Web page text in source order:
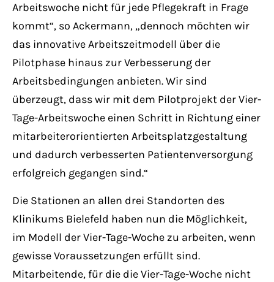
Arbeitswoche nicht für jede Pflegekraft in Frage
kommt“, so Ackermann, „dennoch möchten wir
das innovative Arbeitszeitmodell über die
Pilotphase hinaus zur Verbesserung der
Arbeitsbedingungen anbieten. Wir sind
überzeugt, dass wir mit dem Pilotprojekt der Vier-
Tage-Arbeitswoche einen Schritt in Richtung einer
mitarbeiterorientierten Arbeitsplatzgestaltung
und dadurch verbesserten Patientenversorgung
erfolgreich gegangen sind.“
Die Stationen an allen drei Standorten des
Klinikums Bielefeld haben nun die Möglichkeit,
im Modell der Vier-Tage-Woche zu arbeiten, wenn
gewisse Voraussetzungen erfüllt sind.
Mitarbeitende, für die die Vier-Tage-Woche nicht